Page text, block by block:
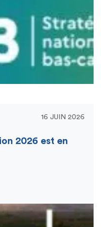
16 JUIN 2026
2026 est en